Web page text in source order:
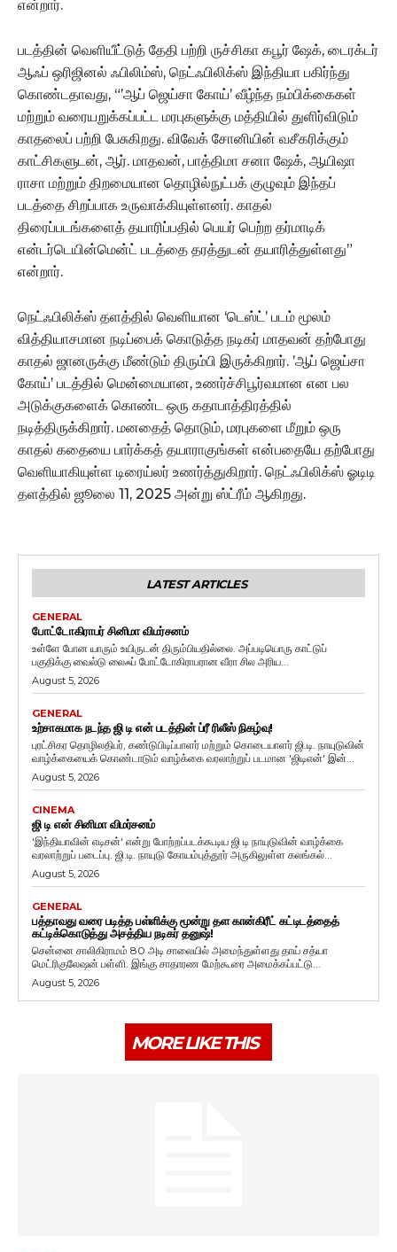
என்றார்.
படத்தின் வெளியீட்டுத் தேதி பற்றி ருச்சிகா கபூர் ஷேக், டைரக்டர்
ஆஃப் ஒரிஜினல் ஃபிலிம்ஸ், நெட்ஃபிலிக்ஸ் இந்தியா பகிர்ந்து
கொண்டதாவது, “’ஆப் ஜெய்சா கோய்’ வீழ்ந்த நம்பிக்கைகள்
மற்றும் வரையறுக்கப்பட்ட மரபுகளுக்கு மத்தியில் துளிர்விடும்
காதலைப் பற்றி பேசுகிறது. விவேக் சோனியின் வசீகரிக்கும்
காட்சிகளுடன், ஆர். மாதவன், பாத்திமா சனா ஷேக், ஆயிஷா
ராசா மற்றும் திறமையான தொழில்நுட்பக் குழுவும் இந்தப்
படத்தை சிறப்பாக உருவாக்கியுள்ளனர். காதல்
திரைப்படங்களைத் தயாரிப்பதில் பெயர் பெற்ற தர்மாடிக்
என்டர்டெயின்மென்ட் படத்தை தரத்துடன் தயாரித்துள்ளது”
என்றார்.
நெட்ஃபிலிக்ஸ் தளத்தில் வெளியான ‘டெஸ்ட்’ படம் மூலம்
வித்தியாசமான நடிப்பைக் கொடுத்த நடிகர் மாதவன் தற்போது
காதல் ஜானருக்கு மீண்டும் திரும்பி இருக்கிறார். ’ஆப் ஜெய்சா
கோய்’ படத்தில் மென்மையான, உணர்ச்சிபூர்வமான என பல
அடுக்குகளைக் கொண்ட ஒரு கதாபாத்திரத்தில்
நடித்திருக்கிறார். மனதைத் தொடும், மரபுகளை மீறும் ஒரு
காதல் கதையை பார்க்கத் தயாராகுங்கள் என்பதையே தற்போது
வெளியாகியுள்ள டிரைய்லர் உணர்த்துகிறார். நெட்ஃபிலிக்ஸ் ஓடிடி
தளத்தில் ஜூலை 11, 2025 அன்று ஸ்ட்ரீம் ஆகிறது.
LATEST ARTICLES
GENERAL
போட்டோகிராபர் சினிமா விமர்சனம்
உள்ளே போன யாரும் உயிருடன் திரும்பியதில்லை. அப்படியொரு காட்டுப்
பகுதிக்கு வைல்டு லைஃப் போட்டோகிராபரான வீரா சில அரிய...
August 5, 2026
GENERAL
உற்சாகமாக நடந்த ஜி டி என் படத்தின் ப்ரீ ரிலீஸ் நிகழ்வு!
புரட்சிகர தொழிலதிபர், கண்டுபிடிப்பாளர் மற்றும் கொடையாளர் ஜி.டி. நாயுடுவின்
வாழ்க்கையைக் கொண்டாடும் வாழ்க்கை வரலாற்றுப் படமான 'ஜிடிஎன்' இன்...
August 5, 2026
CINEMA
ஜி டி என் சினிமா விமர்சனம்
'இந்தியாவின் எடிசன்' என்று போற்றப்படக்கூடிய ஜி டி நாயுடுவின் வாழ்க்கை
வரலாற்றுப் படைப்பு. ஜி.டி. நாயுடு கோயம்புத்தூர் அருகிலுள்ள கலங்கல்...
August 5, 2026
GENERAL
பத்தாவது வரை படித்த பள்ளிக்கு மூன்று தள கான்கிரீட் கட்டிடத்தைத்
கட்டிக்கொடுத்து அசத்திய நடிகர் தனுஷ்!
சென்னை சாலிகிராமம் 80 அடி சாலையில் அமைந்துள்ளது தாய் சத்யா
மெட்ரிகுலேஷன் பள்ளி. இங்கு சாதாரண மேற்கூரை அமைக்கப்பட்டு...
August 5, 2026
MORE LIKE THIS